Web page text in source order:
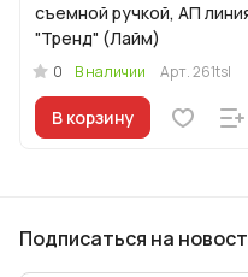
съемной ручкой, АП
"Тренд" (Лайм)
0 В наличии Арт.261tsl
В корзину
Подписаться на